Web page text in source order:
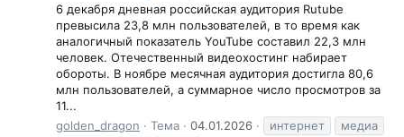
6 декабря дневная российская аудитория Rutube
превысила 23,8 млн пользователей, в то время как
аналогичный показатель YouTube составил 22,3 млн
человек. Отечественный видеохостинг набирает
обороты. В ноябре месячная аудитория достигла 80,6
млн пользователей, а суммарное число просмотров за
11...
golden_dragon
Тема 04.01.2026 интернет
медиа